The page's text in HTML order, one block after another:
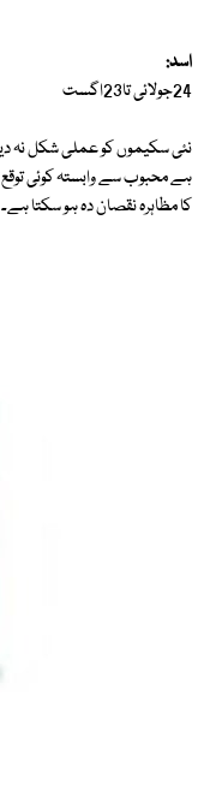
اسد:
24جولائی تا23اگست
نئی سکیموں کو عملی شکل نہ
ہے محبوب سے وابستہ کوئی
کا مظاہرہ نقصان دہ ہو سکتا ہے۔